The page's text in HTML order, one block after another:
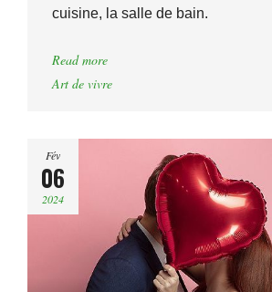
cuisine, la salle de bain.
Read more
Art de vivre
Fév
06
2024